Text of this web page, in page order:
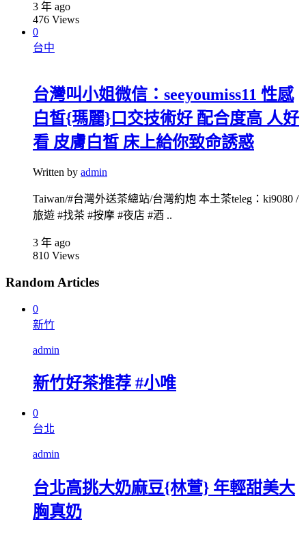
3 年 ago
476 Views
0
台中
台灣叫小姐微信：seeyoumiss11 性感
白皙{瑪麗}口交技術好 配合度高 人好
看 皮膚白皙 床上給你致命誘惑
Written by admin
Taiwan/#台灣外送茶總站/台灣約炮 本土茶teleg：ki9080 /
旅遊 #找茶 #按摩 #夜店 #酒 ..
3 年 ago
810 Views
Random Articles
0
新竹
admin
新竹好茶推荐 #小唯
0
台北
admin
台北高挑大奶麻豆{林萱} 年輕甜美大
胸真奶